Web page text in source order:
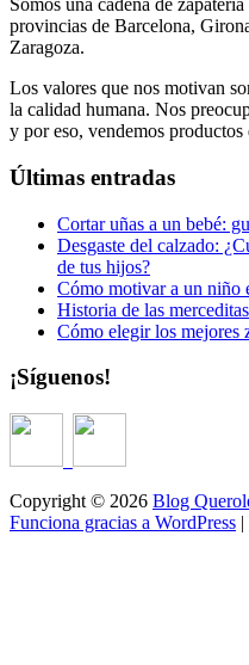
Somos una cadena de
provincias de Barcelona,
Zaragoza.
Los valores que nos motivan
la calidad humana. Nos
y por eso, vendemos
Últimas entradas
Cortar uñas a un bebé:
Desgaste del calzado:
de tus hijos?
Cómo motivar a un niño
Historia de las
Cómo elegir los mejores
¡Síguenos!
Copyright © 2026 Blog
Funciona gracias a WordPress |